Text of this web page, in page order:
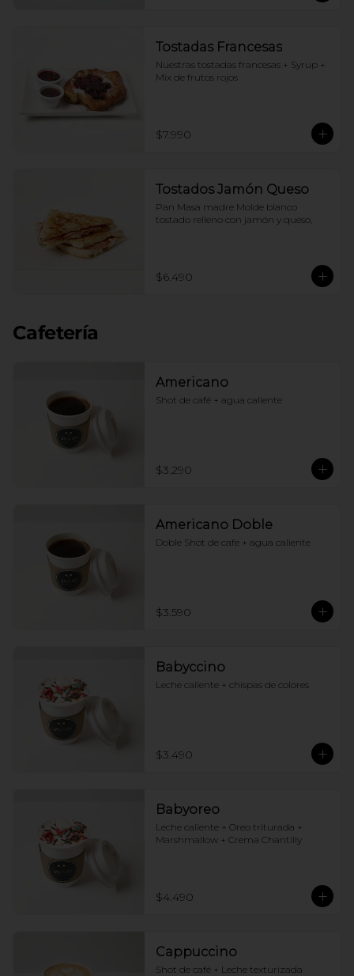
Tostadas Francesas
Nuestras tostadas francesas + Syrup +
Mix de frutos rojos
$7.990
Tostados Jamón Queso
Pan Masa madre Molde blanco
tostado relleno con jamón y queso,
$6.490
Cafetería
Americano
Shot de café + agua caliente
$3.290
Americano Doble
Doble Shot de cafe + agua caliente
$3.590
Babyccino
Leche caliente + chispas de colores
$3.490
Babyoreo
Leche caliente + Oreo triturada +
Marshmallow + Crema Chantilly
$4.490
Cappuccino
Shot de café + Leche texturizada